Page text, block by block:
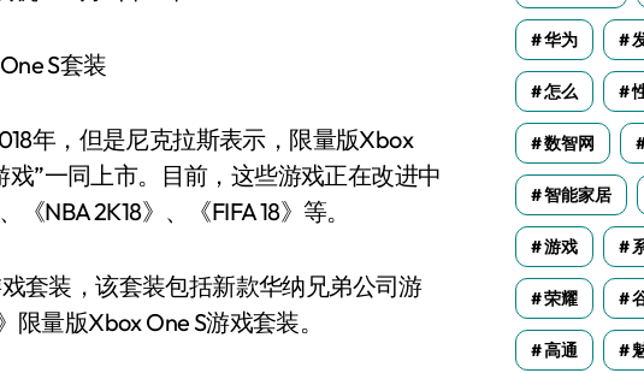
S套装
年，但是尼克拉斯表示，限量版Xbox
”一同上市。目前，这些游戏正在改进中
NBA 2K18》、《FIFA 18》等。
套装，该套装包括新款华纳兄弟公司游
量版Xbox One S游戏套装。
华为
怎么
数智网
智能家居
游戏
荣耀
高通